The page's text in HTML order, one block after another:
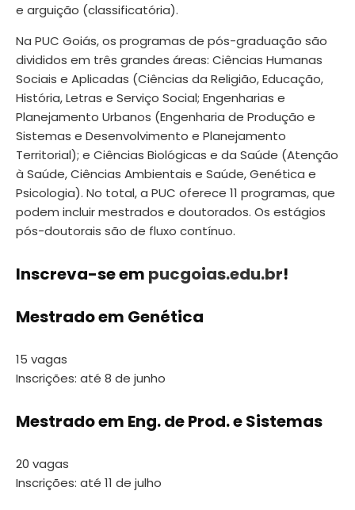
e arguição (classificatória).
Na PUC Goiás, os programas de pós-graduação são
divididos em três grandes áreas: Ciências Humanas
Sociais e Aplicadas (Ciências da Religião, Educação,
História, Letras e Serviço Social; Engenharias e
Planejamento Urbanos (Engenharia de Produção e
Sistemas e Desenvolvimento e Planejamento
Territorial); e Ciências Biológicas e da Saúde (Atenção
à Saúde, Ciências Ambientais e Saúde, Genética e
Psicologia). No total, a PUC oferece 11 programas, que
podem incluir mestrados e doutorados. Os estágios
pós-doutorais são de fluxo contínuo.
Inscreva-se em pucgoias.edu.br!
Mestrado em Genética
15 vagas
Inscrições: até 8 de junho
Mestrado em Eng. de Prod. e Sistemas
20 vagas
Inscrições: até 11 de julho